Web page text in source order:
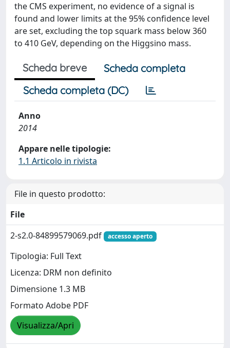
the CMS experiment, no evidence of a signal is
found and lower limits at the 95% confidence level
are set, excluding the top squark mass below 360
to 410 GeV, depending on the Higgsino mass.
Scheda breve
Scheda completa
Scheda completa (DC)
Anno
2014
Appare nelle tipologie:
1.1 Articolo in rivista
File in questo prodotto:
File
2-s2.0-84899579069.pdf
accesso aperto
Tipologia: Full Text
Licenza: DRM non definito
Dimensione 1.3 MB
Formato Adobe PDF
Visualizza/Apri